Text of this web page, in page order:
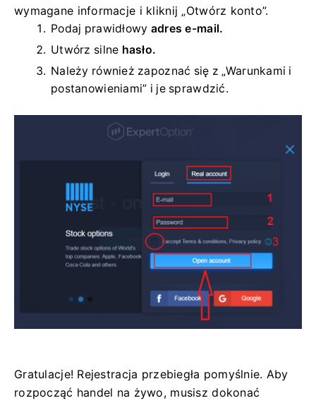
wymagane informacje i kliknij „Otwórz konto”.
Podaj prawidłowy adres e-mail.
Utwórz silne hasło.
Należy również zapoznać się z „Warunkami i
postanowieniami” i je sprawdzić.
Gratulacje! Rejestracja przebiegła pomyślnie. Aby
rozpocząć handel na żywo, musisz dokonać